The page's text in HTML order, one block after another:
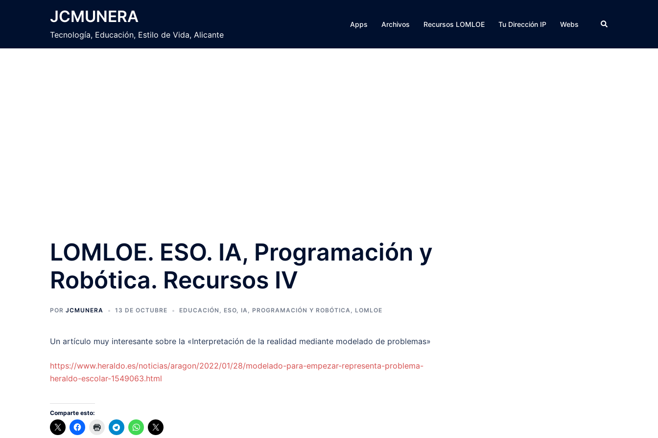
JCMUNERA
Tecnología, Educación, Estilo de Vida, Alicante
Apps Archivos Recursos LOMLOE Tu Dirección IP Webs Buscar
LOMLOE. ESO. IA, Programación y
Robótica. Recursos IV
POR JCMUNERA 13 DE OCTUBRE EDUCACIÓN , ESO, IA, PROGRAMACIÓN Y ROBÓTICA, LOMLOE
Un artículo muy interesante sobre la «Interpretación de la realidad mediante modelado de problemas»
https://www.heraldo.es/noticias/aragon/2022/01/28/modelado-para-empezar-representa-problema-
heraldo-escolar-1549063.html
Comparte esto: